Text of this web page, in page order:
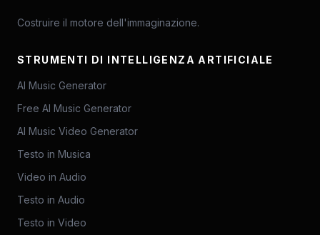
Costruire il motore dell'immaginazione.
STRUMENTI DI INTELLIGENZA ARTIFICIALE
AI Music Generator
Free AI Music Generator
AI Music Video Generator
Testo in Musica
Video in Audio
Testo in Audio
Testo in Video